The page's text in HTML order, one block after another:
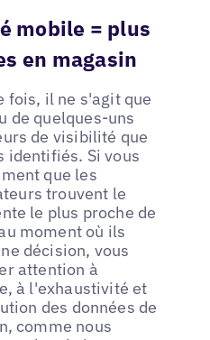
mobile = plus
en magasin
fois, il ne s'agit que
de quelques-uns
de visibilité que
identifiés. Si vous
que les
trouvent le
le plus proche de
moment où ils
décision, vous
attention à
à l'exhaustivité et
des données de
comme nous